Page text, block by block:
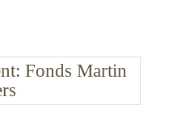
Fonds Martin